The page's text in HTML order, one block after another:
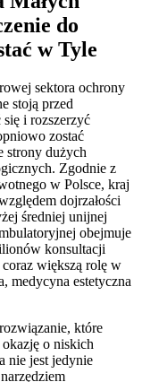
do
w Tyle
sektora ochrony
stoją przed
i rozszerzyć
zostać
strony dużych
Zgodnie z
w Polsce, kraj
dojrzałości
średniej unijnej
obejmuje
konsultacji
większą rolę w
medycyna estetyczna
które
o niskich
nie jest jedynie